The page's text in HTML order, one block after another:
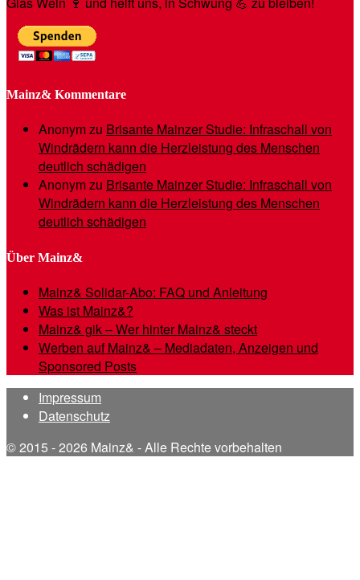
Mainz& Kommentare
Anonymzu Brisante Mainzer Studie: Infraschall von
Windrädern kann die Herzleistung des Menschen
deutlich schädigen
Anonymzu Brisante Mainzer Studie: Infraschall von
Windrädern kann die Herzleistung des Menschen
deutlich schädigen
Über Mainz&
Mainz& Solidar-Abo: FAQ und Anleitung
Was ist Mainz&?
Mainz& gik – Wer hinter Mainz& steckt
Werben auf Mainz& – Mediadaten, Anzeigen und
Sponsored Posts
Impressum
Datenschutz
© 2015 - 2026 Mainz& - Alle Rechte vorbehalten